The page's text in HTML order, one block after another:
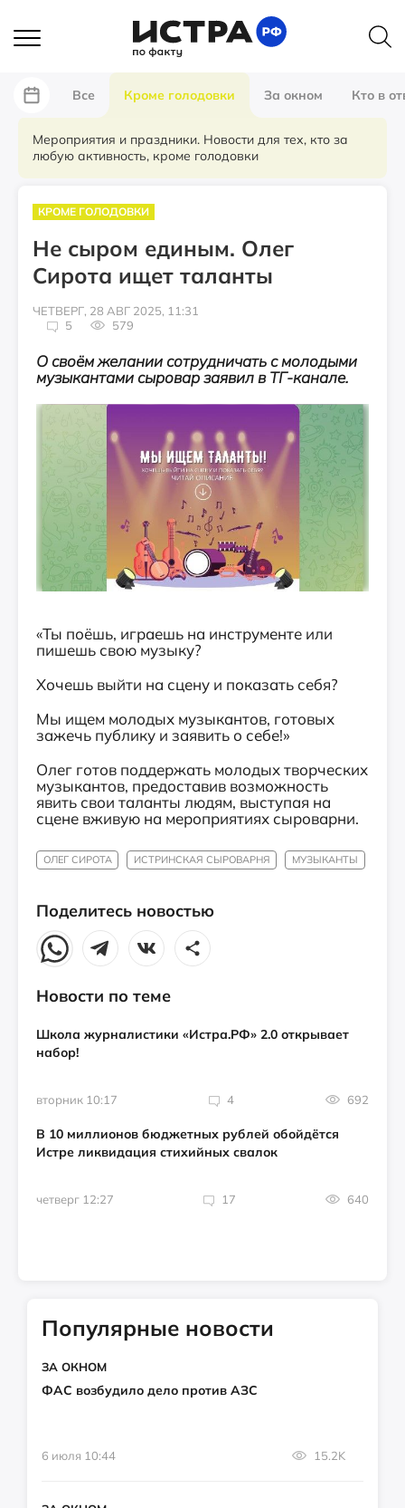
Все Кроме голодовки За окном Кто в
Мероприятия и праздники. Новости для тех, кто за
любую активность, кроме голодовки
КРОМЕ ГОЛОДОВКИ
Не сыром единым. Олег
Сирота ищет таланты
ЧЕТВЕРГ, 28 АВГ 2025, 11:31
5
579
О своём желании сотрудничать с молодыми
музыкантами сыровар заявил в ТГ-канале.
«Ты поёшь, играешь на инструменте или
пишешь свою музыку?
Хочешь выйти на сцену и показать себя?
Мы ищем молодых музыкантов, готовых
зажечь публику и заявить о себе!»
Олег готов поддержать молодых творческих
музыкантов, предоставив возможность
явить свои таланты людям, выступая на
сцене вживую на мероприятиях сыроварни.
ОЛЕГ СИРОТА ИСТРИНСКАЯ СЫРОВАРНЯ МУЗЫКАНТЫ
Поделитесь новостью
Новости по теме
Школа журналистики «Истра.РФ» 2.0 открывает
набор!
вторник 10:17 4 692
В 10 миллионов бюджетных рублей обойдётся
Истре ликвидация стихийных свалок
четверг 12:27 17 640
Популярные новости
ЗА ОКНОМ
ФАС возбудило дело против АЗС
6 июля 10:44 15.2K